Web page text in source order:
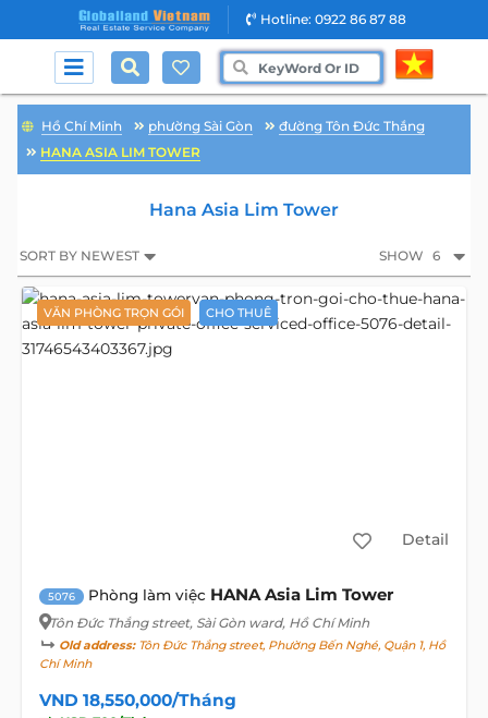
Hotline: 0922 86 87 88
Hồ Chí Minh phường Sài Gòn
đường Tôn Đức Thắng
HANA ASIA LIM TOWER
Hana Asia Lim Tower
SORT BY NEWEST SHOW 6
VĂN PHÒNG TRỌN GÓI CHO THUÊ
Detail
5076 Phòng làm việc HANA Asia Lim Tower
Tôn Đức Thắng street, Sài Gòn ward, Hồ Chí Minh
Old address:Tôn Đức Thắng street, Phường Bến Nghé, Quận 1, Hồ
Chí Minh
VND 18,550,000/Tháng